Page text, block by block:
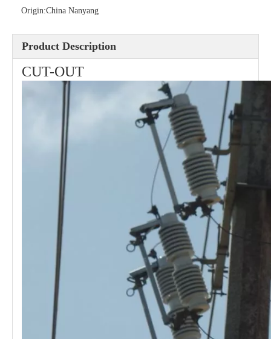
Polymer Fuse Cutout, Drop out Fuses 21 Kv 100A
Polymer Fuse Cutout, Drop out Fuses 21 Kv 200A
Origin:China Nanyang
Product Description
CUT-OUT